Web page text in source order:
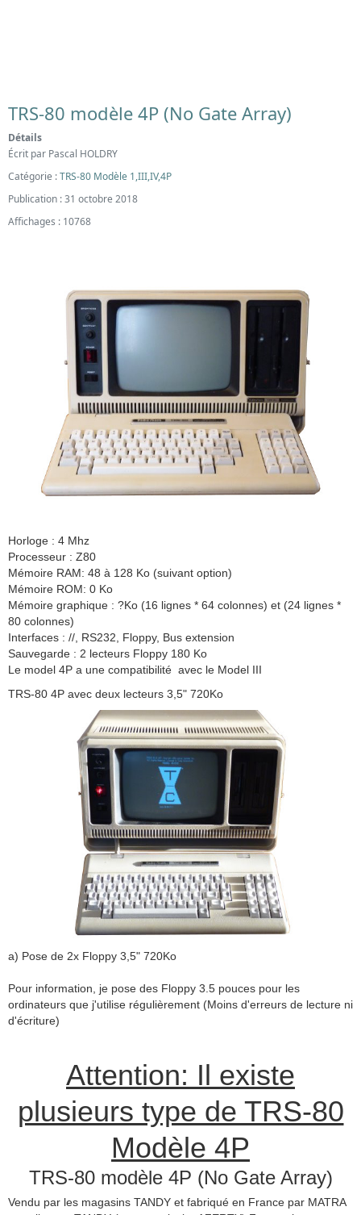
TRS-80 modèle 4P (No Gate Array)
Détails
Écrit par Pascal HOLDRY
Catégorie :TRS-80 Modèle 1,III,IV,4P
Publication : 31 octobre 2018
Affichages : 10768
Horloge : 4 Mhz
Processeur : Z80
Mémoire RAM: 48 à 128 Ko (suivant option)
Mémoire ROM: 0 Ko
Mémoire graphique : ?Ko (16 lignes * 64 colonnes) et (24 lignes *
80 colonnes)
Interfaces : //, RS232, Floppy, Bus extension
Sauvegarde : 2 lecteurs Floppy 180 Ko
Le model 4P a une compatibilité avec le Model III
TRS-80 4P avec deux lecteurs 3,5" 720Ko
a) Pose de 2x Floppy 3,5" 720Ko
Pour information, je pose des Floppy 3.5 pouces pour les
ordinateurs que j'utilise régulièrement (Moins d'erreurs de lecture ni
d'écriture)
Attention: Il existe
plusieurs type de TRS-80
Modèle 4P
TRS-80 modèle 4P (No Gate Array)
Vendu par les magasins TANDY et fabriqué en France par MATRA